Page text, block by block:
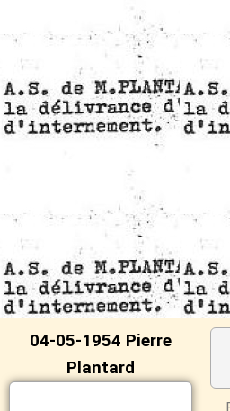
04-05-1954 Pierre
Plantard